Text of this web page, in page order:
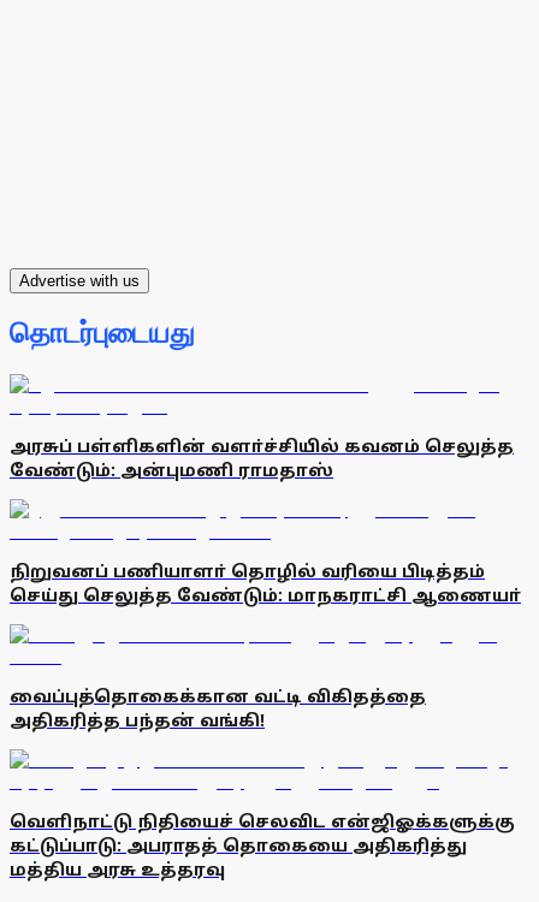
Advertise with us
தொடர்புடையது
அரசுப் பள்ளிகளின் வளா்ச்சியில் கவனம் செலுத்த
வேண்டும்: அன்புமணி ராமதாஸ்
நிறுவனப் பணியாளா் தொழில் வரியை பிடித்தம்
செய்து செலுத்த வேண்டும்: மாநகராட்சி ஆணையா்
வைப்புத்தொகைக்கான வட்டி விகிதத்தை
அதிகரித்த பந்தன் வங்கி!
வெளிநாட்டு நிதியைச் செலவிட என்ஜிஓக்களுக்கு
கட்டுப்பாடு: அபராதத் தொகையை அதிகரித்து
மத்திய அரசு உத்தரவு